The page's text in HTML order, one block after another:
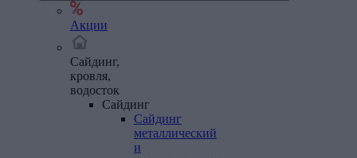
Акции
Сайдинг,
кровля,
водосток
Сайдинг
Сайдинг
металлический
и